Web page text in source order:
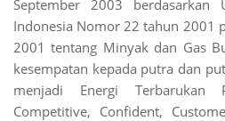
September 2003 berdasarkan
Indonesia Nomor 22 tahun 2001
2001 tentang Minyak dan Gas
kesempatan kepada putra dan
menjadi Energi Terbarukan
Competitive, Confident,